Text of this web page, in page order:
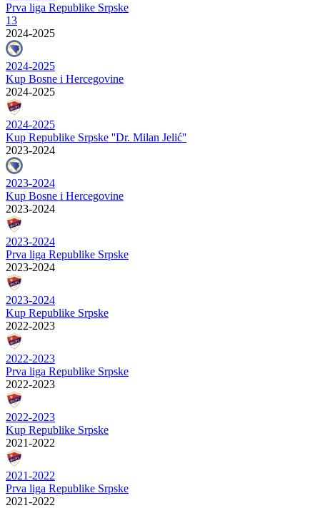
Prva liga Republike Srpske
13
2024-2025
2024-2025
Kup Bosne i Hercegovine
2024-2025
2024-2025
Kup Republike Srpske ''Dr. Milan Jelić''
2023-2024
2023-2024
Kup Bosne i Hercegovine
2023-2024
2023-2024
Prva liga Republike Srpske
2023-2024
2023-2024
Kup Republike Srpske
2022-2023
2022-2023
Prva liga Republike Srpske
2022-2023
2022-2023
Kup Republike Srpske
2021-2022
2021-2022
Prva liga Republike Srpske
2021-2022